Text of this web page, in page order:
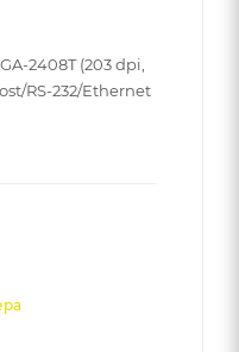
2408T (203 dpi,
RS-232/Ethernet